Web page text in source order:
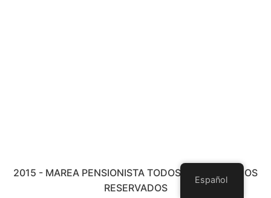
2015 - MAREA PENSIONISTA TODOS LOS DERECHOS
RESERVADOS
Español